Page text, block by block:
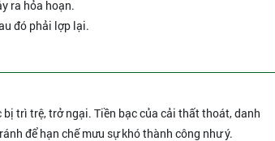
ra hỏa hoạn.
đó phải lợp lại.
trì trệ, trở ngại. Tiền bạc của cải thất thoát, danh
để hạn chế mưu sự khó thành công như ý.